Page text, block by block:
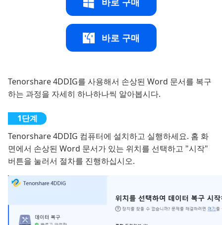
바로 구매
Tenorshare 4DDIG를 사용해서 손상된 Word 문서를 복구
하는 과정을 자세히 하나하나씩 알아봅시다.
Tenorshare 4DDIG 컴퓨터에 설치하고 실행하세요. 홈 화
면에서 손상된 Word 문서가 있는 위치를 선택하고 "시작"
버튼을 눌러서 절차를 진행하십시오.